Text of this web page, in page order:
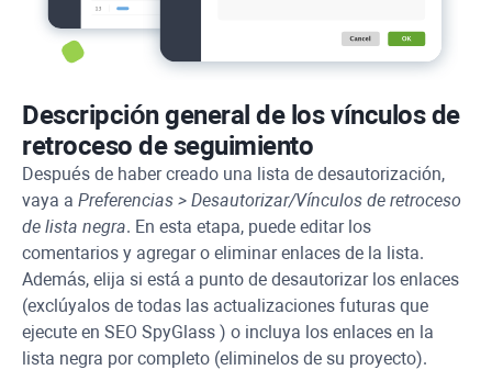
Descripción general de los vínculos de
retroceso de seguimiento
Después de haber creado una lista de desautorización,
vaya a Preferencias > Desautorizar/Vínculos de retroceso
de lista negra. En esta etapa, puede editar los
comentarios y agregar o eliminar enlaces de la lista.
Además, elija si está a punto de desautorizar los enlaces
(exclúyalos de todas las actualizaciones futuras que
ejecute en SEO SpyGlass ) o incluya los enlaces en la
lista negra por completo (eliminelos de su proyecto).